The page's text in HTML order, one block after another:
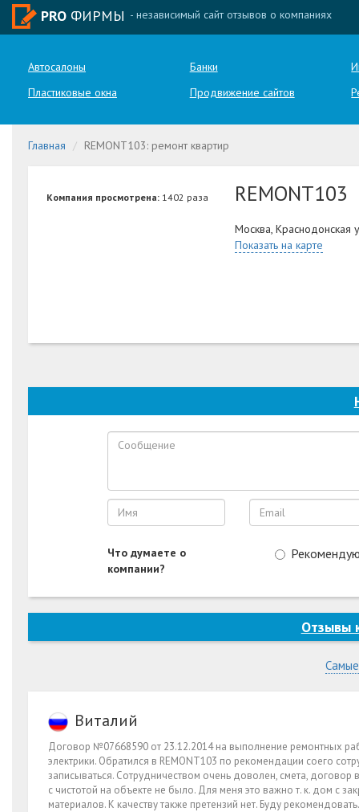
PRO ФИРМЫ - независимый сайт отзывов о компаниях
Автосалоны Банки
Пластиковые окна
Продвижение сайтов
Главная REMONT103: ремонт квартир
Компания просмотрена: 1402 раза REMONT103
Москва, Краснодонская
Показать на карте
Что думаете о
компании?
Отзывы
Виталий
Договор №07668590 от 23.12.2014 на выполнение ремонтных
электрики. Обратился в REMONT103 по рекомендации соего
записываться. Сотрудничеством очень доволен, смета,
с чистотой на объекте не было. Для меня это важно т. к. дом с
материалов. К качеству также претензий нет. Буду рекомендовать.